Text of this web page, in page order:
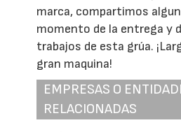
marca, compartimos
momento de la entrega y
trabajos de esta grúa.
gran maquina!
EMPRESAS O
RELACIONADAS